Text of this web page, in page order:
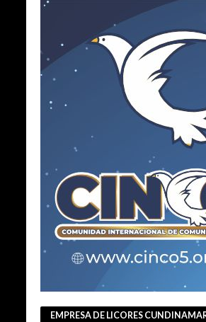
EMPRESA DE LICORES